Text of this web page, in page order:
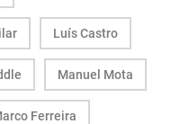
Luís Castro
Manuel Mota
Ferreira